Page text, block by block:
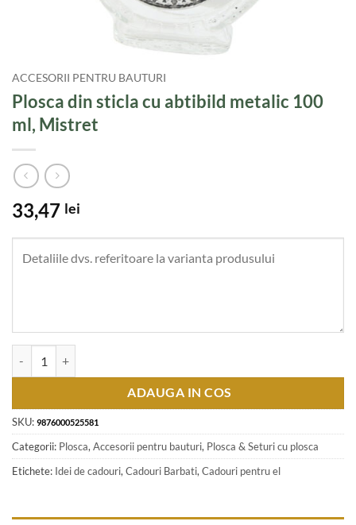
ACCESORII PENTRU BAUTURI
Plosca din sticla cu abtibild metalic 100
ml, Mistret
33,47 lei
ADAUGA IN COS
SKU: 9876000525581
Categorii: Plosca, Accesorii pentru bauturi, Plosca & Seturi cu plosca
Etichete: Idei de cadouri, Cadouri Barbati, Cadouri pentru el